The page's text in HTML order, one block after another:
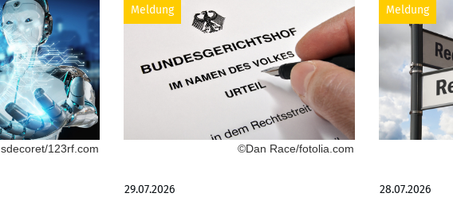
sdecoret/123rf.com
Meldung
©Dan Race/fotolia.com
29.07.2026
Meldung
28.07.2026